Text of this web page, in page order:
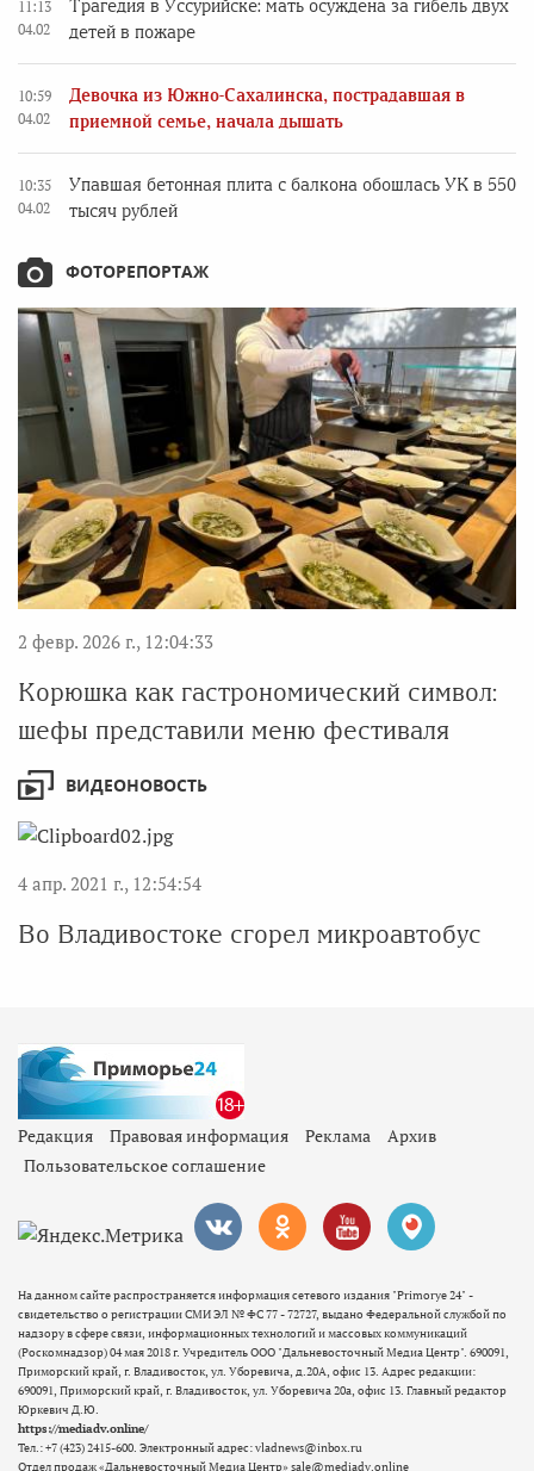
11:13
04.02
Трагедия в Уссурийске: мать осуждена за гибель двух
детей в пожаре
10:59
04.02
Девочка из Южно-Сахалинска, пострадавшая в
приемной семье, начала дышать
10:35
04.02
Упавшая бетонная плита с балкона обошлась УК в 550
тысяч рублей
ФОТОРЕПОРТАЖ
2 февр. 2026 г., 12:04:33
Корюшка как гастрономический символ:
шефы представили меню фестиваля
ВИДЕОНОВОСТЬ
4 апр. 2021 г., 12:54:54
Во Владивостоке сгорел микроавтобус
Редакция Правовая информация Реклама
Архив
Пользовательское соглашение
На данном сайте распространяется информация сетевого издания "Primorye 24" -
свидетельство о регистрации СМИ ЭЛ № ФС 77 - 72727, выдано Федеральной службой по
надзору в сфере связи, информационных технологий и массовых коммуникаций
(Роскомнадзор) 04 мая 2018 г. Учредитель ООО "Дальневосточный Медиа Центр". 690091,
Приморский край, г. Владивосток, ул. Уборевича, д.20А, офис 13. Адрес редакции:
690091, Приморский край, г. Владивосток, ул. Уборевича 20а, офис 13. Главный редактор
Юркевич Д.Ю.
https://mediadv.online/
Тел.: +7 (423) 2415-600. Электронный адрес: vladnews@inbox.ru
Отдел продаж «Дальневосточный Медиа Центр» sale@mediadv.online